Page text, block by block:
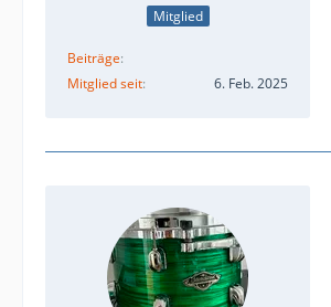
Mitglied
Beiträge
Mitglied seit
6. Feb. 2025